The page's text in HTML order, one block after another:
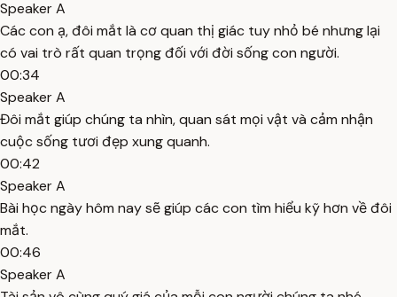
Speaker A
Các con ạ, đôi mắt là cơ quan thị giác tuy nhỏ bé nhưng lại
có vai trò rất quan trọng đối với đời sống con người.
00:34
Speaker A
Đôi mắt giúp chúng ta nhìn, quan sát mọi vật và cảm nhận
cuộc sống tươi đẹp xung quanh.
00:42
Speaker A
Bài học ngày hôm nay sẽ giúp các con tìm hiểu kỹ hơn về đôi
mắt.
00:46
Speaker A